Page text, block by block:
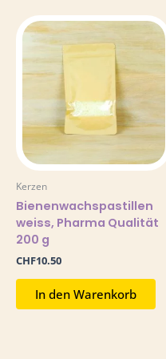
Kerzen
Bienenwachspastillen
weiss, Pharma Qualität
200 g
CHF10.50
In den Warenkorb